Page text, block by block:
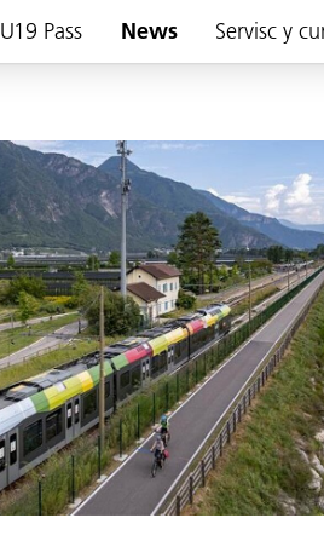
U19 Pass News Servisc y